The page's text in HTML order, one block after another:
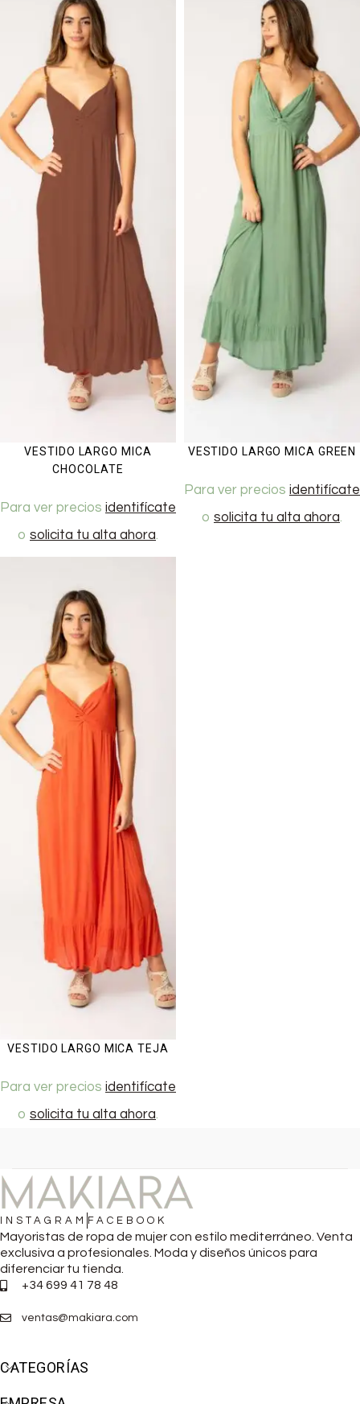
VESTIDO LARGO MICA
CHOCOLATE
Para ver precios identifícate
o solicita tu alta ahora.
VESTIDO LARGO MICA GREEN
Para ver precios identifícate
o solicita tu alta ahora.
VESTIDO LARGO MICA TEJA
Para ver precios identifícate
o solicita tu alta ahora.
INSTAGRAM FACEBOOK
Mayoristas de ropa de mujer con estilo mediterráneo. Venta
exclusiva a profesionales. Moda y diseños únicos para
diferenciar tu tienda.
+34 699 41 78 48
ventas@makiara.com
CATEGORÍAS